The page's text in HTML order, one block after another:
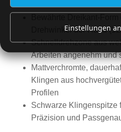
Bewährte Dreikant-
Drehwinkel der Hand
Schnelldrehzone aus
Arbeiten angenehm und
Mattverchromte,
Klingen aus
Profilen
Schwarze Klingenspitze
Präzision und
Einstellungen